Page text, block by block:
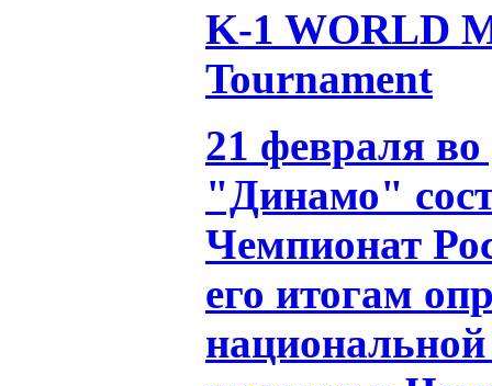
K-1 WORLD
Tournament
21 февраля во
"Динамо"
Чемпионат
его итогам